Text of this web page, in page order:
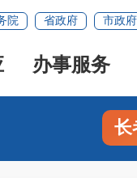
院 省政府 市政府
办事服务
长